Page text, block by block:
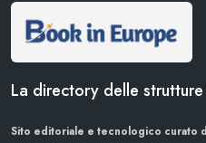
La directory delle
Sito editoriale e tecnologico curato